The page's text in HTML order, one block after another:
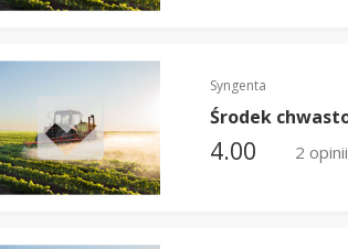
Syngenta
Środek
4.00 2 opinii